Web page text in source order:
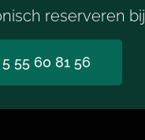
reserveren bij
5 55 60 81 56